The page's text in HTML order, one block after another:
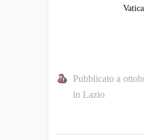
Pubblicato a
in Lazio